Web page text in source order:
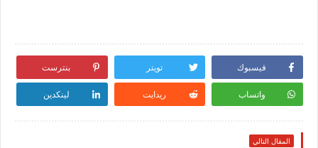
فيسبوك تويتر بنترست
واتساب ريدايت لينكدين
المقال التالي